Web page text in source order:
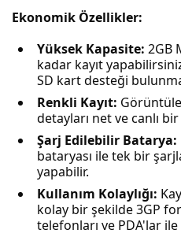
Ekonomik Özellikler:
Yüksek Kapasite: 2GB
kadar kayıt
SD kart desteği
Renkli Kayıt:
detayları net ve canlı
Şarj Edilebilir Batarya:
bataryası ile tek bir
yapabilir.
Kullanım Kolaylığı:
kolay bir şekilde 3GP
telefonları ve PDA'lar